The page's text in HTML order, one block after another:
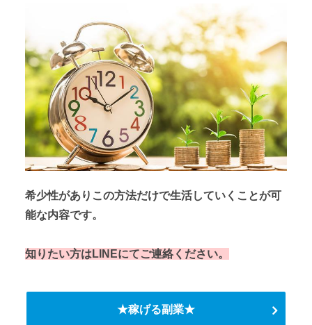
希少性がありこの方法だけで生活していくことが可
能な内容です。
知りたい方はLINEにてご連絡ください。
★稼げる副業★